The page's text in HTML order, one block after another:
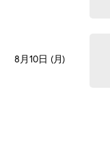
8月10日 (月)